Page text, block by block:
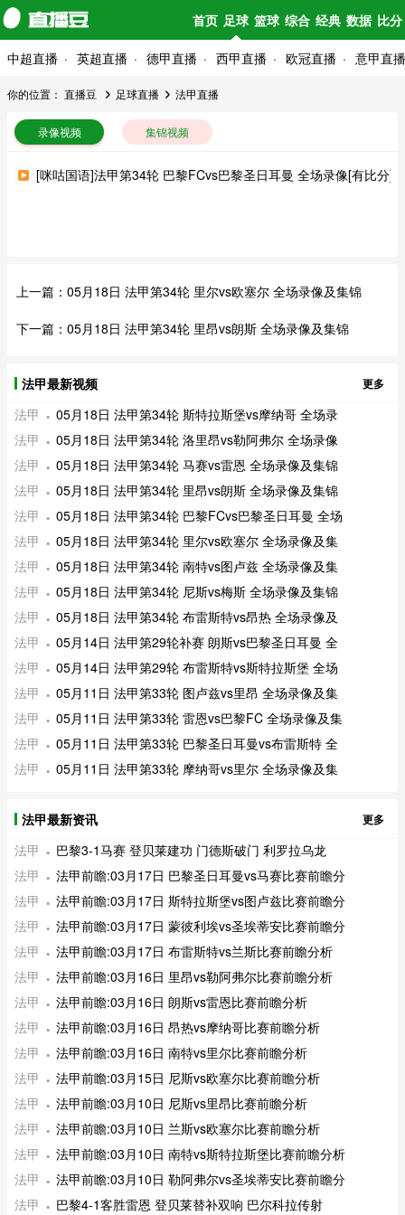
首页 足球 篮球 综合 经典 数据 比分
中超直播 英超直播 德甲直播 西甲直播 欧冠直播 意甲直播
你的位置： 直播豆 足球直播 法甲直播
录像视频 集锦视频
[咪咕国语]法甲第34轮 巴黎FCvs巴黎圣日耳曼 全场录像[有比分]
上一篇： 05月18日 法甲第34轮 里尔vs欧塞尔 全场录像及集锦
下一篇： 05月18日 法甲第34轮 里昂vs朗斯 全场录像及集锦
法甲最新视频 更多
法甲
05月18日 法甲第34轮 斯特拉斯堡vs摩纳哥 全场录
法甲
05月18日 法甲第34轮 洛里昂vs勒阿弗尔 全场录像
法甲
05月18日 法甲第34轮 马赛vs雷恩 全场录像及集锦
法甲
05月18日 法甲第34轮 里昂vs朗斯 全场录像及集锦
法甲
05月18日 法甲第34轮 巴黎FCvs巴黎圣日耳曼 全场
法甲
05月18日 法甲第34轮 里尔vs欧塞尔 全场录像及集
法甲
05月18日 法甲第34轮 南特vs图卢兹 全场录像及集
法甲
05月18日 法甲第34轮 尼斯vs梅斯 全场录像及集锦
法甲
05月18日 法甲第34轮 布雷斯特vs昂热 全场录像及
法甲
05月14日 法甲第29轮补赛 朗斯vs巴黎圣日耳曼 全
法甲
05月14日 法甲第29轮 布雷斯特vs斯特拉斯堡 全场
法甲
05月11日 法甲第33轮 图卢兹vs里昂 全场录像及集
法甲
05月11日 法甲第33轮 雷恩vs巴黎FC 全场录像及集
法甲
05月11日 法甲第33轮 巴黎圣日耳曼vs布雷斯特 全
法甲
05月11日 法甲第33轮 摩纳哥vs里尔 全场录像及集
法甲最新资讯 更多
法甲
巴黎3-1马赛 登贝莱建功 门德斯破门 利罗拉乌龙
法甲
法甲前瞻:03月17日 巴黎圣日耳曼vs马赛比赛前瞻分
法甲
法甲前瞻:03月17日 斯特拉斯堡vs图卢兹比赛前瞻分
法甲
法甲前瞻:03月17日 蒙彼利埃vs圣埃蒂安比赛前瞻分
法甲
法甲前瞻:03月17日 布雷斯特vs兰斯比赛前瞻分析
法甲
法甲前瞻:03月16日 里昂vs勒阿弗尔比赛前瞻分析
法甲
法甲前瞻:03月16日 朗斯vs雷恩比赛前瞻分析
法甲
法甲前瞻:03月16日 昂热vs摩纳哥比赛前瞻分析
法甲
法甲前瞻:03月16日 南特vs里尔比赛前瞻分析
法甲
法甲前瞻:03月15日 尼斯vs欧塞尔比赛前瞻分析
法甲
法甲前瞻:03月10日 尼斯vs里昂比赛前瞻分析
法甲
法甲前瞻:03月10日 兰斯vs欧塞尔比赛前瞻分析
法甲
法甲前瞻:03月10日 南特vs斯特拉斯堡比赛前瞻分析
法甲
法甲前瞻:03月10日 勒阿弗尔vs圣埃蒂安比赛前瞻分
法甲
巴黎4-1客胜雷恩 登贝莱替补双响 巴尔科拉传射